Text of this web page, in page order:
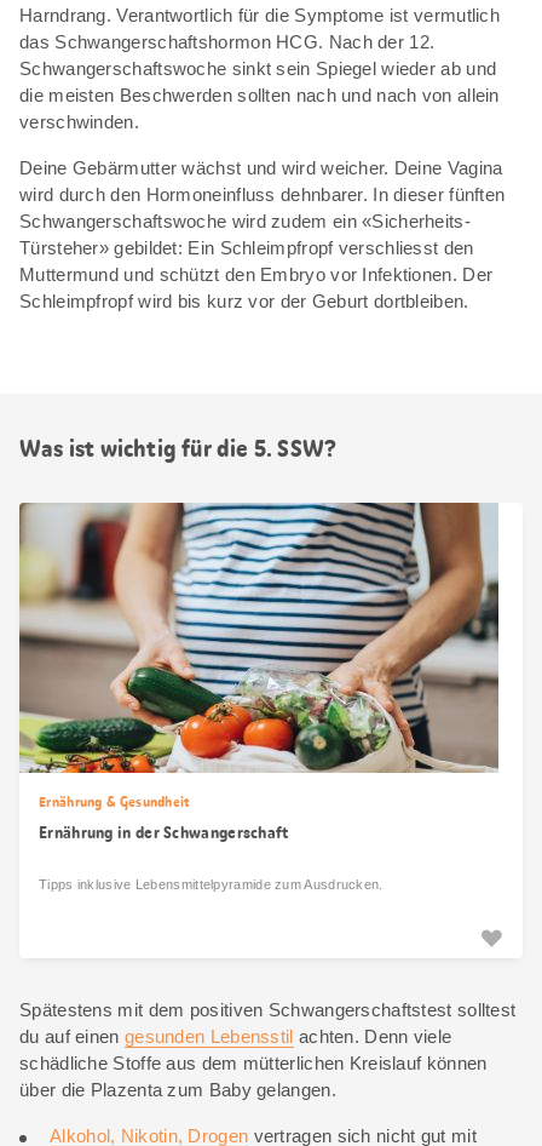
Harndrang. Verantwortlich für die Symptome ist vermutlich
das Schwangerschaftshormon HCG. Nach der 12.
Schwangerschaftswoche sinkt sein Spiegel wieder ab und
die meisten Beschwerden sollten nach und nach von allein
verschwinden.
Deine Gebärmutter wächst und wird weicher. Deine Vagina
wird durch den Hormoneinfluss dehnbarer. In dieser fünften
Schwangerschaftswoche wird zudem ein «Sicherheits-
Türsteher» gebildet: Ein Schleimpfropf verschliesst den
Muttermund und schützt den Embryo vor Infektionen. Der
Schleimpfropf wird bis kurz vor der Geburt dortbleiben.
Was ist wichtig für die 5. SSW?
Ernährung & Gesundheit
Ernährung in der Schwangerschaft
Tipps inklusive Lebensmittelpyramide zum Ausdrucken.
Spätestens mit dem positiven Schwangerschaftstest solltest
du auf einen gesunden Lebensstil achten. Denn viele
schädliche Stoffe aus dem mütterlichen Kreislauf können
über die Plazenta zum Baby gelangen.
Alkohol, Nikotin, Drogen vertragen sich nicht gut mit